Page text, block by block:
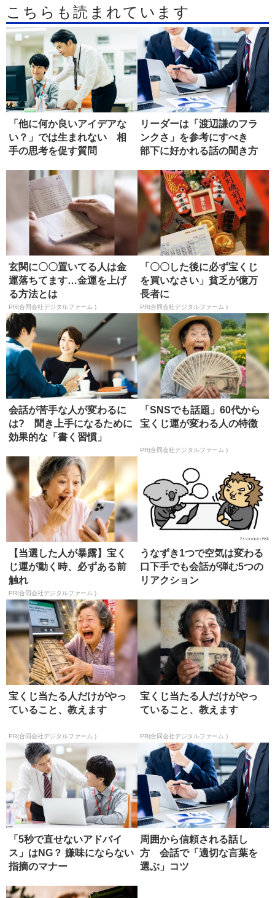
こちらも読まれています
「他に何か良いアイデアな
い？」では生まれない 相
手の思考を促す質問
リーダーは「渡辺謙のフラ
ンクさ」を参考にすべき
部下に好かれる話の聞き方
玄関に〇〇置いてる人は金
運落ちてます…金運を上げ
る方法とは
PR(合同会社デジタルファーム )
「〇〇した後に必ず宝くじ
を買いなさい」貧乏が億万
長者に
PR(合同会社デジタルファーム )
会話が苦手な人が変わるに
は? 聞き上手になるために
効果的な「書く習慣」
「SNSでも話題」60代から
宝くじ運が変わる人の特徴
PR(合同会社デジタルファーム )
【当選した人が暴露】宝く
じ運が動く時、必ずある前
触れ
PR(合同会社デジタルファーム )
うなずき1つで空気は変わる
口下手でも会話が弾む5つの
リアクション
宝くじ当たる人だけがやっ
ていること、教えます
PR(合同会社デジタルファーム )
宝くじ当たる人だけがやっ
ていること、教えます
PR(合同会社デジタルファーム )
「5秒で直せないアドバイ
ス」はNG？ 嫌味にならない
指摘のマナー
周囲から信頼される話し
方 会話で「適切な言葉を
選ぶ」コツ